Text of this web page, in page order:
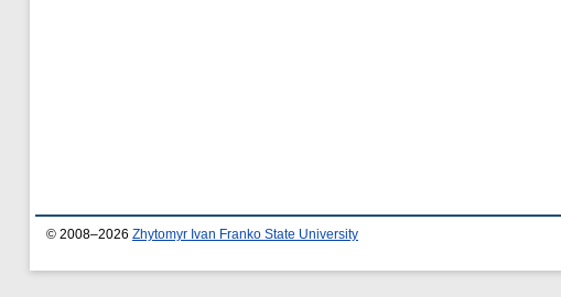
© 2008–2026 Zhytomyr Ivan Franko State University